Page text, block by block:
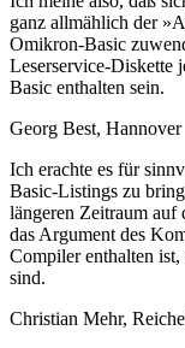
ganz allmählich der
Omikron-Basic
Leserservice-Diskette
Basic enthalten sein.
Georg Best, Hannover
Ich erachte es für
Basic-Listings zu
längeren Zeitraum auf
das Argument des
Compiler enthalten ist,
sind.
Christian Mehr,